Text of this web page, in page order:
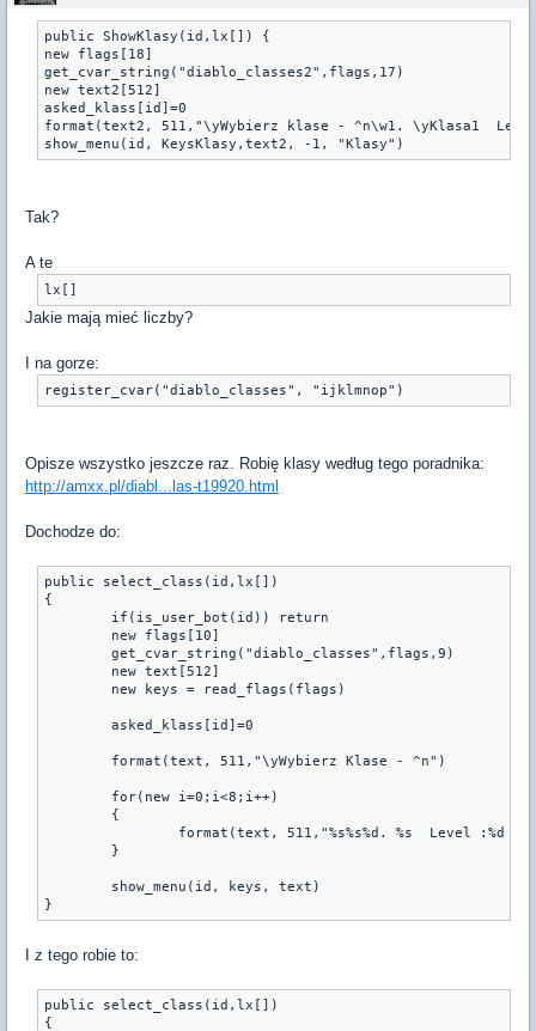
public ShowKlasy(id,lx[]) {
new flags[18]
get_cvar_string("diablo_classes2",flags,17)
new text2[512]
asked_klass[id]=0
format(text2, 511,"\yWybierz klase - ^n\w1. \yKlasa1
show_menu(id, KeysKlasy,text2, -1, "Klasy")
Tak?
A te
lx[]
Jakie mają mieć liczby?
I na gorze:
register_cvar("diablo_classes", "ijklmnop")
Opisze wszystko jeszcze raz. Robię klasy według tego poradnika:
http://amxx.pl/diabl...las-t19920.html
Dochodze do:
public select_class(id,lx[])
{
}
I z tego robie to:
public select_class(id,lx[])
{